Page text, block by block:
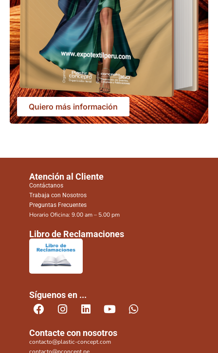
Quiero más información
Atención al Cliente
Contáctanos
Trabaja con Nosotros
Preguntas Frecuentes
Horario Oficina: 9.00 am – 5.00 pm
Libro de Reclamaciones
Síguenos en ...
Contacte con nosotros
contacto@plastic-concept.com
contacto@pconcept.pe